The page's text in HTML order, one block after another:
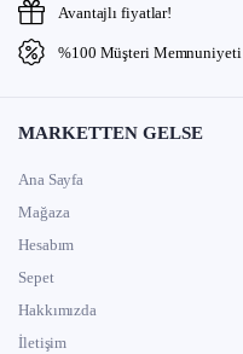
Avantajlı fiyatlar!
%100 Müşteri Memnuniyeti
MARKETTEN GELSE
Ana Sayfa
Mağaza
Hesabım
Sepet
Hakkımızda
İletişim